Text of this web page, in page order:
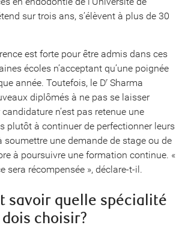
sur trois ans, s’élèvent à plus de 30
est forte pour être admis dans ces
écoles n’acceptant qu’une poignée
année. Toutefois, le Dr Sharma
diplômés à ne pas se laisser
n’est pas retenue une
plutôt à continuer de perfectionner leurs
soumettre une demande de stage ou de
à poursuivre une formation continue. «
sera récompensée », déclare-t-il.
savoir quelle spécialité
choisir?